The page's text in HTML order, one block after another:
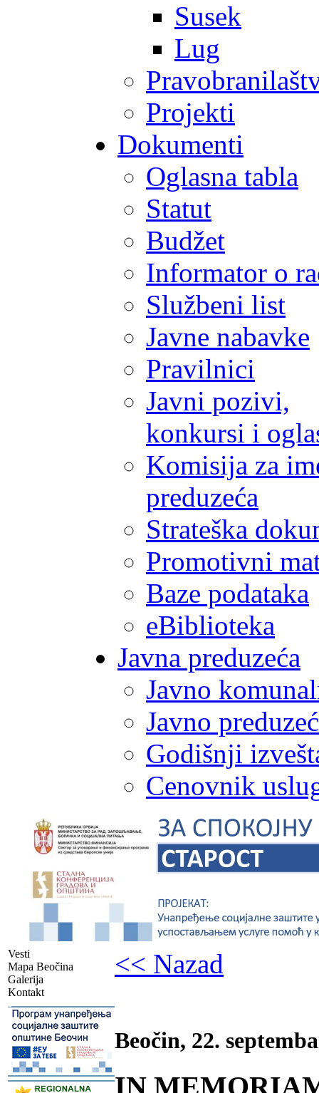
Susek
Lug
Projekti
Dokumenti
Oglasna tabla
Statut
Budžet
Informator o
Službeni list
Javne nabavke
Pravilnici
Javni pozivi,
konkursi i
Komisija za
preduzeća
Strateška
Promotivni
Baze podataka
eBiblioteka
Javna preduzeća
Javno
Javno
Godišnji
Cenovnik
Vesti
Mapa Beočina
Galerija
Kontakt
-
-
<< Nazad
Beočin, 22.
IN